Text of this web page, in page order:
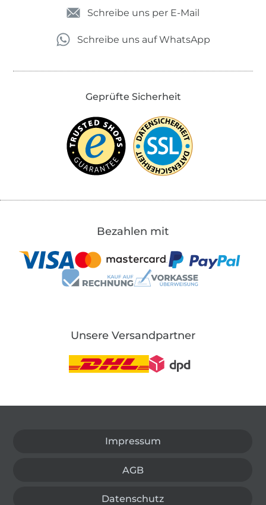
Schreibe uns per E-Mail
Schreibe uns auf WhatsApp
Geprüfte Sicherheit
Bezahlen mit
Unsere Versandpartner
Impressum
AGB
Datenschutz